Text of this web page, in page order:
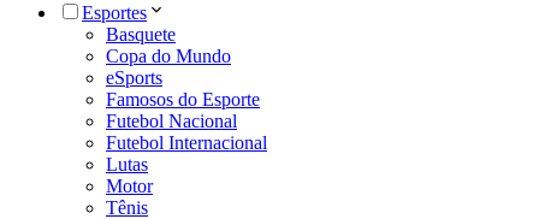
Esportes
Basquete
Copa do Mundo
eSports
Famosos do Esporte
Futebol Nacional
Futebol Internacional
Lutas
Motor
Tênis